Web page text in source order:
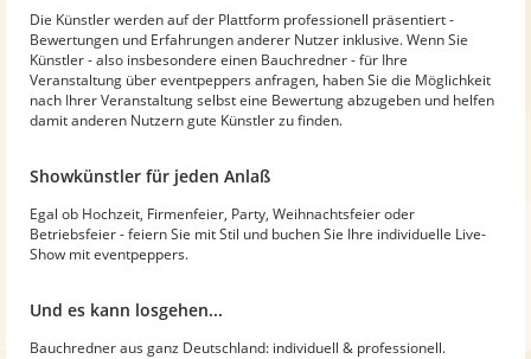
Die Künstler werden auf der Plattform professionell präsentiert -
Bewertungen und Erfahrungen anderer Nutzer inklusive. Wenn Sie
Künstler - also insbesondere einen Bauchredner - für Ihre
Veranstaltung über eventpeppers anfragen, haben Sie die Möglichkeit
nach Ihrer Veranstaltung selbst eine Bewertung abzugeben und helfen
damit anderen Nutzern gute Künstler zu finden.
Showkünstler für jeden Anlaß
Egal ob Hochzeit, Firmenfeier, Party, Weihnachtsfeier oder
Betriebsfeier - feiern Sie mit Stil und buchen Sie Ihre individuelle Live-
Show mit eventpeppers.
Und es kann losgehen...
Bauchredner aus ganz Deutschland: individuell & professionell.